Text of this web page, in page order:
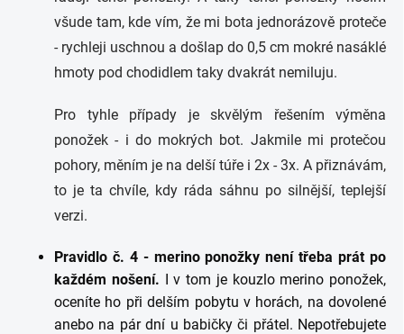
všude tam, kde vím, že mi bota jednorázově proteče
- rychleji uschnou a došlap do 0,5 cm mokré nasáklé
hmoty pod chodidlem taky dvakrát nemiluju.
Pro tyhle případy je skvělým řešením výměna
ponožek - i do mokrých bot. Jakmile mi protečou
pohory, měním je na delší túře i 2x - 3x. A přiznávám,
to je ta chvíle, kdy ráda sáhnu po silnější, teplejší
verzi.
Pravidlo č. 4 - merino ponožky není třeba prát po
každém nošení. I v tom je kouzlo merino ponožek,
oceníte ho při delším pobytu v horách, na dovolené
anebo na pár dní u babičky či přátel. Nepotřebujete